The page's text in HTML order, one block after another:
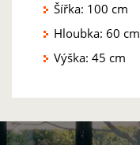
Šířka: 100 cm
Hloubka: 60 cm
Výška: 45 cm